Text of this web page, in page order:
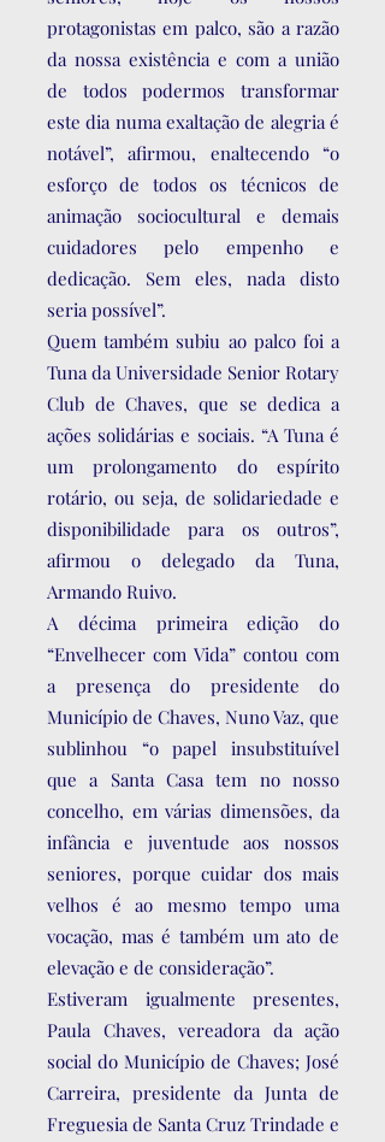
protagonistas em palco, são a razão
da nossa existência e com a união
de todos podermos transformar
este dia numa exaltação de alegria é
notável”, afirmou, enaltecendo “o
esforço de todos os técnicos de
animação sociocultural e demais
cuidadores pelo empenho e
dedicação. Sem eles, nada disto
seria possível”.
Quem também subiu ao palco foi a
Tuna da Universidade Senior Rotary
Club de Chaves, que se dedica a
ações solidárias e sociais. “A Tuna é
um prolongamento do espírito
rotário, ou seja, de solidariedade e
disponibilidade para os outros”,
afirmou o delegado da Tuna,
Armando Ruivo.
A décima primeira edição do
“Envelhecer com Vida” contou com
a presença do presidente do
Município de Chaves, Nuno Vaz, que
sublinhou “o papel insubstituível
que a Santa Casa tem no nosso
concelho, em várias dimensões, da
infância e juventude aos nossos
seniores, porque cuidar dos mais
velhos é ao mesmo tempo uma
vocação, mas é também um ato de
elevação e de consideração”.
Estiveram igualmente presentes,
Paula Chaves, vereadora da ação
social do Município de Chaves; José
Carreira, presidente da Junta de
Freguesia de Santa Cruz Trindade e